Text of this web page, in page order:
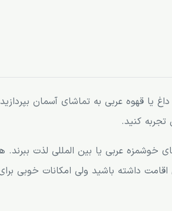
یا قهوه عربی به تماشای آسمان
کنید.
خوشمزه عربی یا بین المللی لذت
اقامت داشته باشید ولی امکانات خوبی